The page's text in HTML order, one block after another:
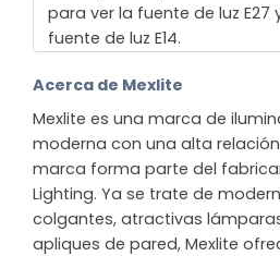
para ver la fuente de luz E27
fuente de luz E14.
Acerca de Mexlite
Mexlite es una marca de
moderna con una alta
marca forma parte del
Lighting. Ya se trate de
colgantes, atractivas
apliques de pared, Mexlite